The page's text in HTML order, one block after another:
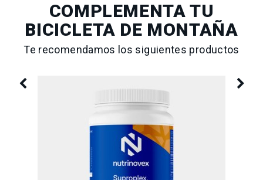
COMPLEMENTA TU
BICICLETA DE MONTAÑA
Te recomendamos los siguientes productos